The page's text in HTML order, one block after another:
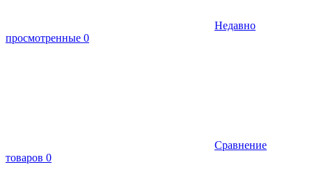
Недавно
просмотренные 0
Сравнение
товаров 0